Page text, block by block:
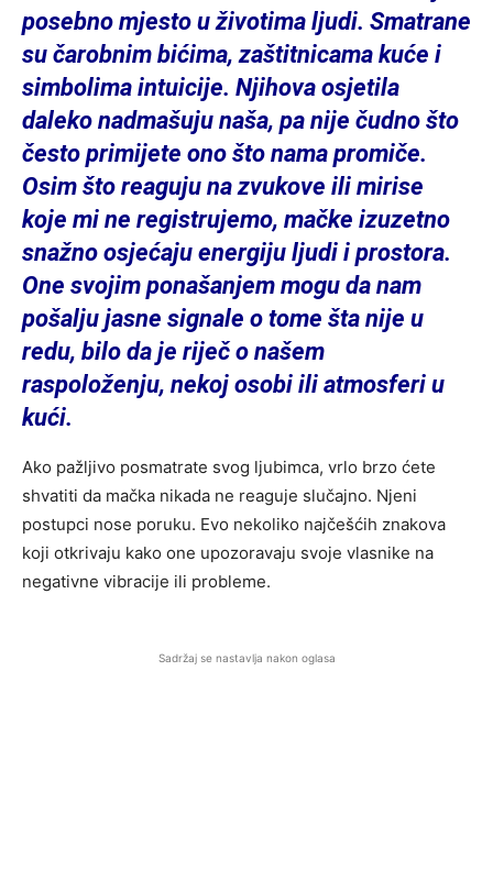
posebno mjesto u životima ljudi. Smatrane
su čarobnim bićima, zaštitnicama kuće i
simbolima intuicije. Njihova osjetila
daleko nadmašuju naša, pa nije čudno što
često primijete ono što nama promiče.
Osim što reaguju na zvukove ili mirise
koje mi ne registrujemo, mačke izuzetno
snažno osjećaju energiju ljudi i prostora.
One svojim ponašanjem mogu da nam
pošalju jasne signale o tome šta nije u
redu, bilo da je riječ o našem
raspoloženju, nekoj osobi ili atmosferi u
kući.
Ako pažljivo posmatrate svog ljubimca, vrlo brzo ćete
shvatiti da mačka nikada ne reaguje slučajno. Njeni
postupci nose poruku. Evo nekoliko najčešćih znakova
koji otkrivaju kako one upozoravaju svoje vlasnike na
negativne vibracije ili probleme.
Sadržaj se nastavlja nakon oglasa